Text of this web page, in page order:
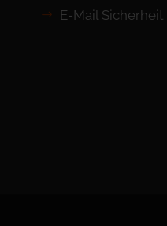
E-Mail Sicherheit